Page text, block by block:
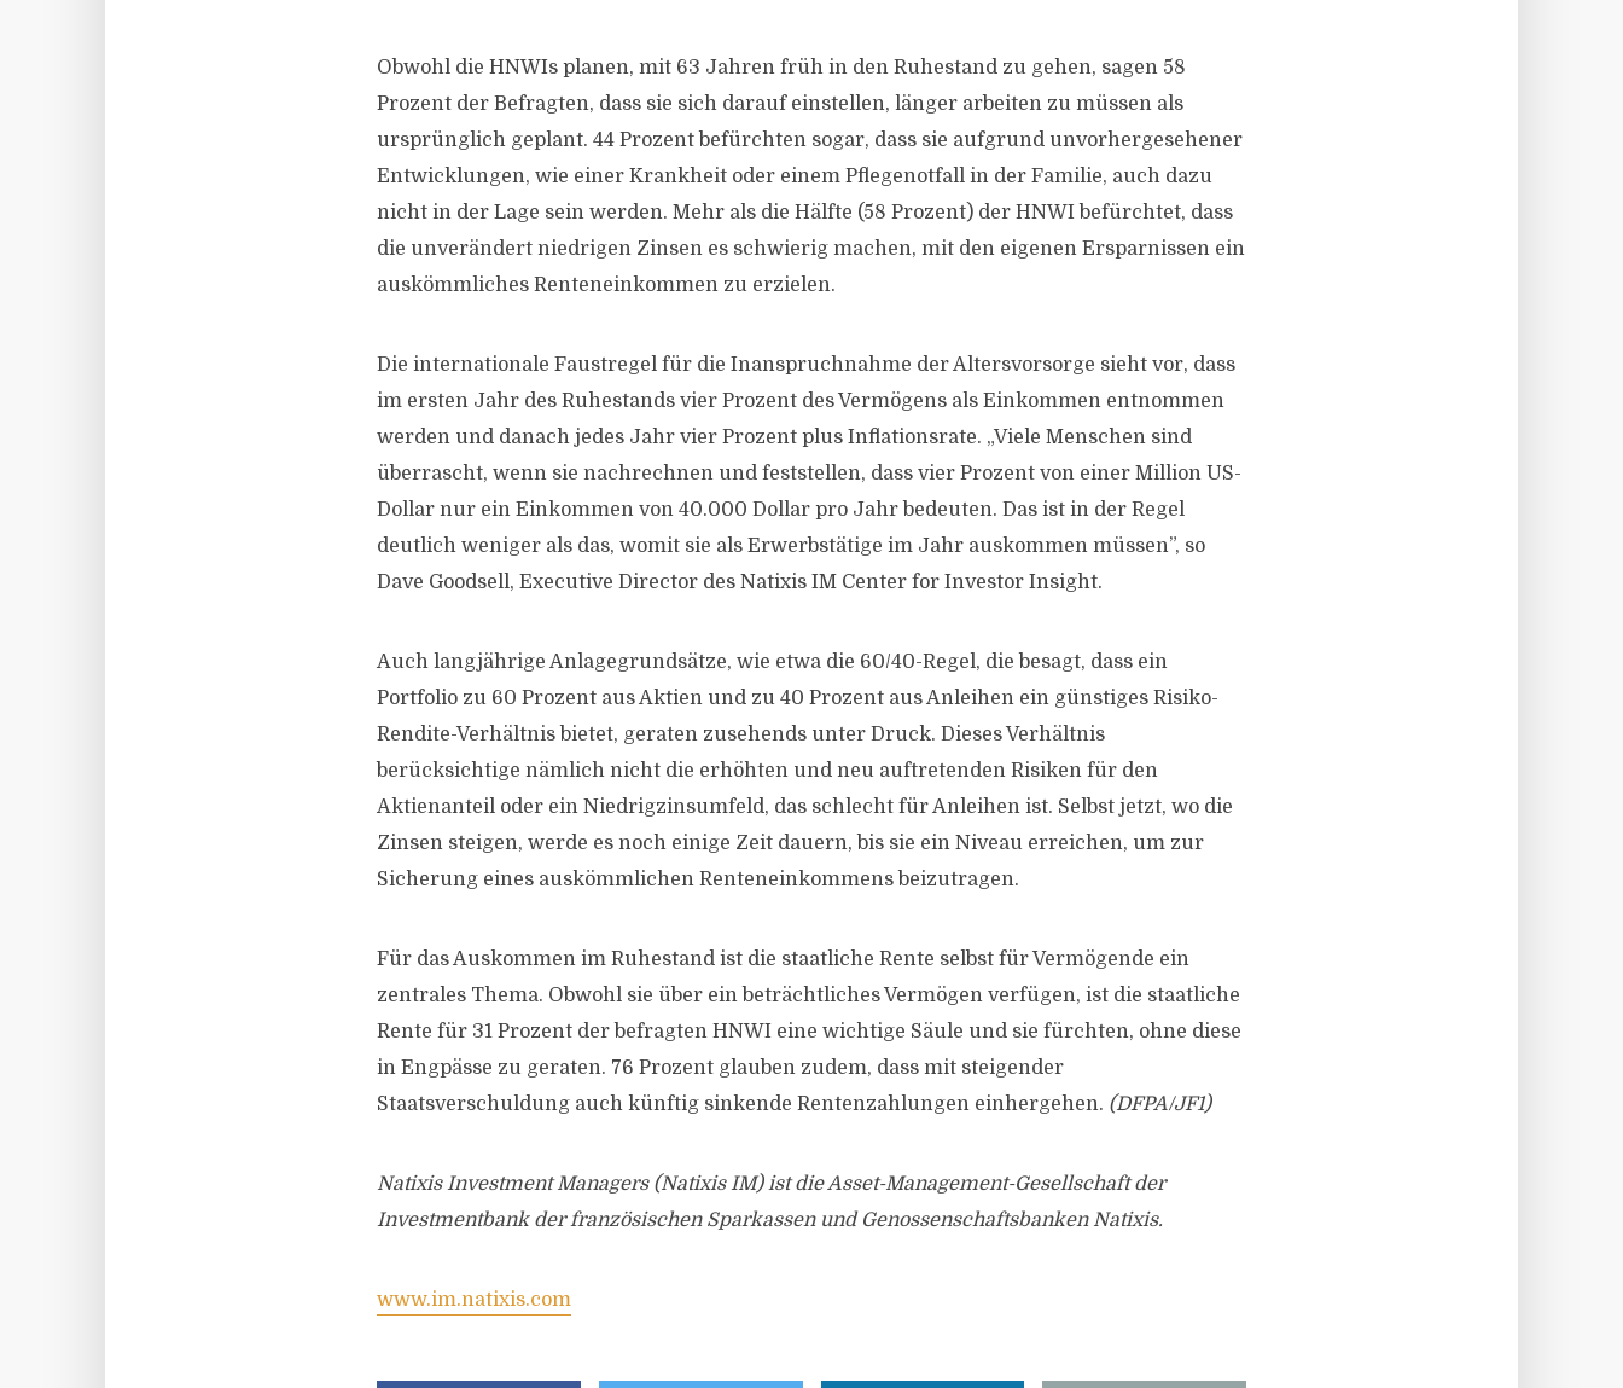
Obwohl die HNWIs planen, mit 63 Jahren früh in den Ruhestand zu gehen, sagen 58
Prozent der Befragten, dass sie sich darauf einstellen, länger arbeiten zu müssen als
ursprünglich geplant. 44 Prozent befürchten sogar, dass sie aufgrund unvorhergesehener
Entwicklungen, wie einer Krankheit oder einem Pflegenotfall in der Familie, auch dazu
nicht in der Lage sein werden. Mehr als die Hälfte (58 Prozent) der HNWI befürchtet, dass
die unverändert niedrigen Zinsen es schwierig machen, mit den eigenen Ersparnissen ein
auskömmliches Renteneinkommen zu erzielen.
Die internationale Faustregel für die Inanspruchnahme der Altersvorsorge sieht vor, dass
im ersten Jahr des Ruhestands vier Prozent des Vermögens als Einkommen entnommen
werden und danach jedes Jahr vier Prozent plus Inflationsrate. „Viele Menschen sind
überrascht, wenn sie nachrechnen und feststellen, dass vier Prozent von einer Million US-
Dollar nur ein Einkommen von 40.000 Dollar pro Jahr bedeuten. Das ist in der Regel
deutlich weniger als das, womit sie als Erwerbstätige im Jahr auskommen müssen”, so
Dave Goodsell, Executive Director des Natixis IM Center for Investor Insight.
Auch langjährige Anlagegrundsätze, wie etwa die 60/40-Regel, die besagt, dass ein
Portfolio zu 60 Prozent aus Aktien und zu 40 Prozent aus Anleihen ein günstiges Risiko-
Rendite-Verhältnis bietet, geraten zusehends unter Druck. Dieses Verhältnis
berücksichtige nämlich nicht die erhöhten und neu auftretenden Risiken für den
Aktienanteil oder ein Niedrigzinsumfeld, das schlecht für Anleihen ist. Selbst jetzt, wo die
Zinsen steigen, werde es noch einige Zeit dauern, bis sie ein Niveau erreichen, um zur
Sicherung eines auskömmlichen Renteneinkommens beizutragen.
Für das Auskommen im Ruhestand ist die staatliche Rente selbst für Vermögende ein
zentrales Thema. Obwohl sie über ein beträchtliches Vermögen verfügen, ist die staatliche
Rente für 31 Prozent der befragten HNWI eine wichtige Säule und sie fürchten, ohne diese
in Engpässe zu geraten. 76 Prozent glauben zudem, dass mit steigender
Staatsverschuldung auch künftig sinkende Rentenzahlungen einhergehen. (DFPA/JF1)
Natixis Investment Managers (Natixis IM) ist die Asset-Management-Gesellschaft der
Investmentbank der französischen Sparkassen und Genossenschaftsbanken Natixis.
www.im.natixis.com